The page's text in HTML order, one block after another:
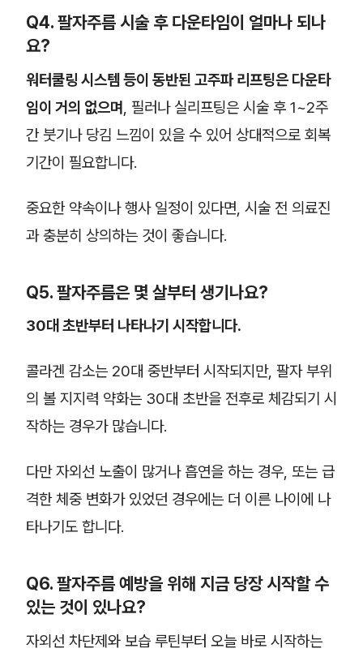
Q4. 팔자주름 시술 후 다운타임이 얼마나 되나
요?
워터쿨링 시스템 등이 동반된 고주파 리프팅은 다운타
임이 거의 없으며, 필러나 실리프팅은 시술 후 1~2주
간 붓기나 당김 느낌이 있을 수 있어 상대적으로 회복
기간이 필요합니다.
중요한 약속이나 행사 일정이 있다면, 시술 전 의료진
과 충분히 상의하는 것이 좋습니다.
Q5. 팔자주름은 몇 살부터 생기나요?
30대 초반부터 나타나기 시작합니다.
콜라겐 감소는 20대 중반부터 시작되지만, 팔자 부위
의 볼 지지력 약화는 30대 초반을 전후로 체감되기 시
작하는 경우가 많습니다.
다만 자외선 노출이 많거나 흡연을 하는 경우, 또는 급
격한 체중 변화가 있었던 경우에는 더 이른 나이에 나
타나기도 합니다.
Q6. 팔자주름 예방을 위해 지금 당장 시작할 수
있는 것이 있나요?
자외선 차단제와 보습 루틴부터 오늘 바로 시작하는